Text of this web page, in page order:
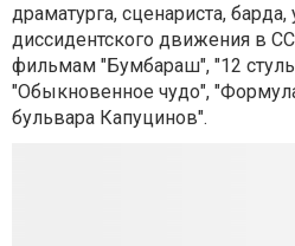
драматурга, сценариста, барда,
диссидентского движения в
фильмам "Бумбараш", "12
"Обыкновенное чудо",
бульвара Капуцинов".